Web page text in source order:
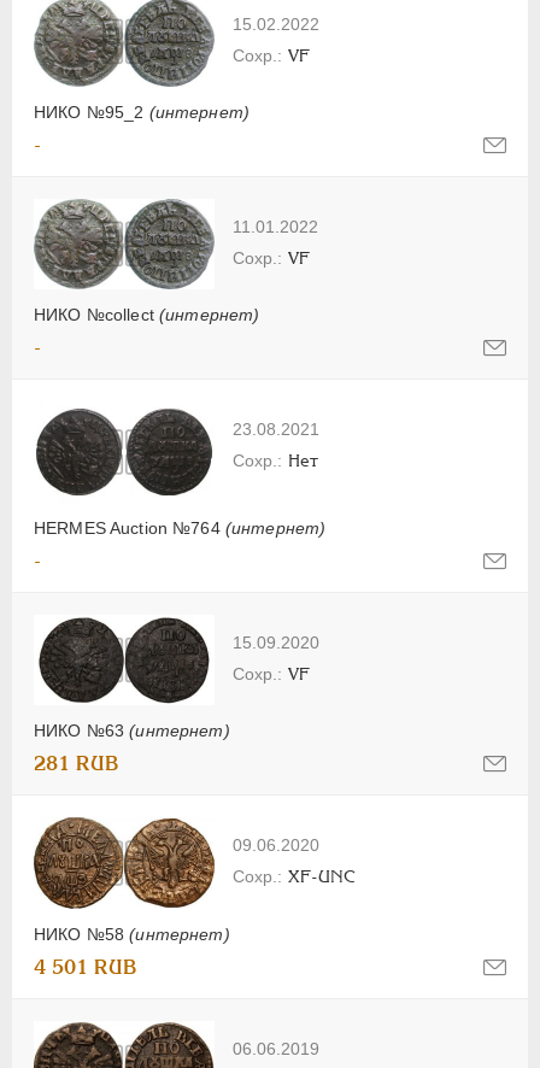
15.02.2022
НИКО №95_2 (интернет)
VF
-
11.01.2022
НИКО №collect (интернет)
VF
-
23.08.2021
HERMES Auction №764 (интернет)
Нет
-
15.09.2020
НИКО №63(интернет)
VF
281 RUB
09.06.2020
НИКО №58(интернет)
XF-UNC
4 501 RUB
06.06.2019